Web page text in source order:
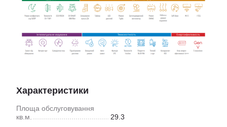
Характеристики
Площа обслуговування
кв.м.
29.3